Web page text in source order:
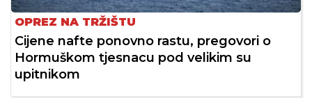
OPREZ NA TRŽIŠTU
Cijene nafte ponovno rastu, pregovori o
Hormuškom tjesnacu pod velikim su
upitnikom